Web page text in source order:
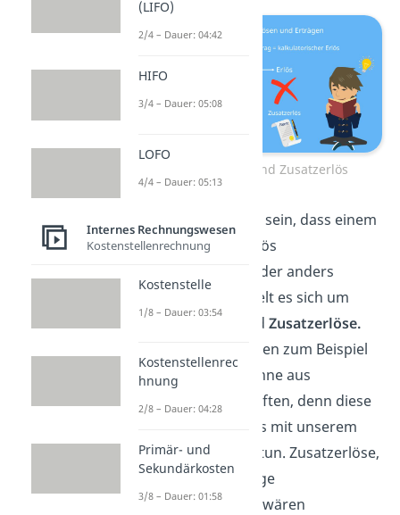
Zusatzertrag und Zusatzerlös
Es kann aber auch sein, dass einem
Ertrag gar kein Erlös
gegenübersteht oder anders
herum. Hier handelt es sich um
Zusatzerträge
und Zusatzerlöse.
Zusatzerträge wären zum Beispiel
Spekulationsgewinne aus
Wertpapiergeschäften, denn diese
haben ja gar nichts mit unserem
Betriebszweck zu tun. Zusatzerlöse,
denen keine Erträge
gegenüberstehen wären
(LIFO)
2/4 – Dauer: 04:42
HIFO
3/4 – Dauer: 05:08
LOFO
4/4 – Dauer: 05:13
Internes Rechnungswesen
Kostenstellenrechnung
Kostenstelle
1/8 – Dauer: 03:54
Kostenstellenrec
hnung
2/8 – Dauer: 04:28
Primär- und
Sekundärkosten
3/8 – Dauer: 01:58